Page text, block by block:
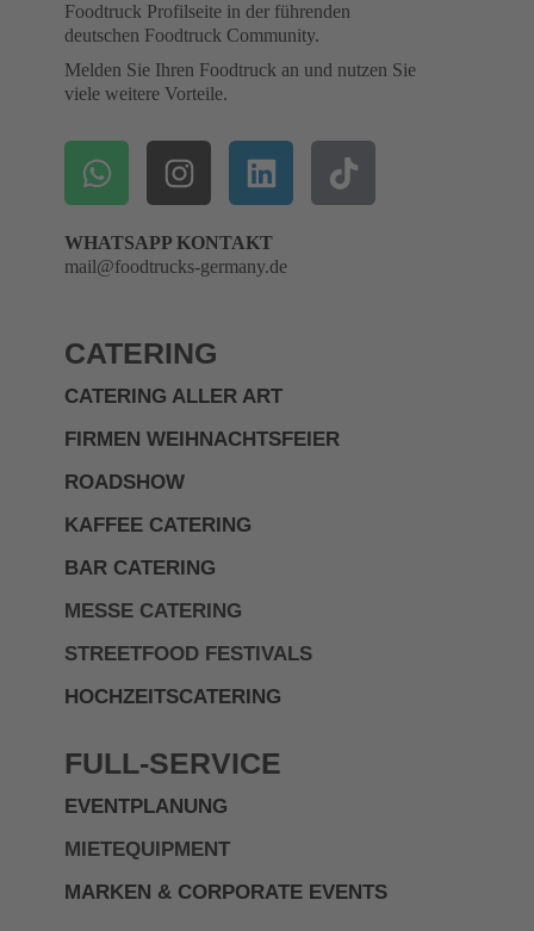
Foodtruck Profilseite in der führenden
deutschen Foodtruck Community.
Melden Sie Ihren Foodtruck an und nutzen Sie
viele weitere Vorteile.
WHATSAPP KONTAKT
mail@foodtrucks-germany.de
CATERING
CATERING ALLER ART
FIRMEN WEIHNACHTSFEIER
ROADSHOW
KAFFEE CATERING
BAR CATERING
MESSE CATERING
STREETFOOD FESTIVALS
HOCHZEITSCATERING
FULL-SERVICE
EVENTPLANUNG
MIETEQUIPMENT
MARKEN & CORPORATE EVENTS